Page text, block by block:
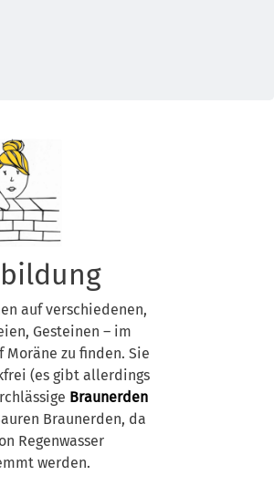
auf verschiedenen,
Gesteinen – im
zu finden. Sie
(es gibt allerdings
Braunerden
Braunerden, da
Regenwasser
werden.